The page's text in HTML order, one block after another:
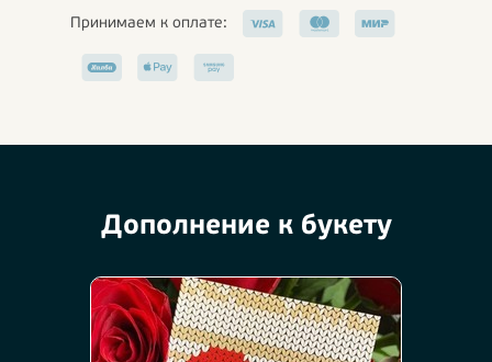
Принимаем к оплате:
Дополнение к букету